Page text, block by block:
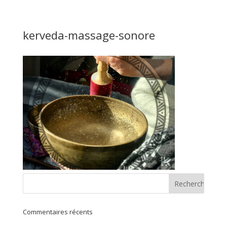
kerveda-massage-sonore
Commentaires récents